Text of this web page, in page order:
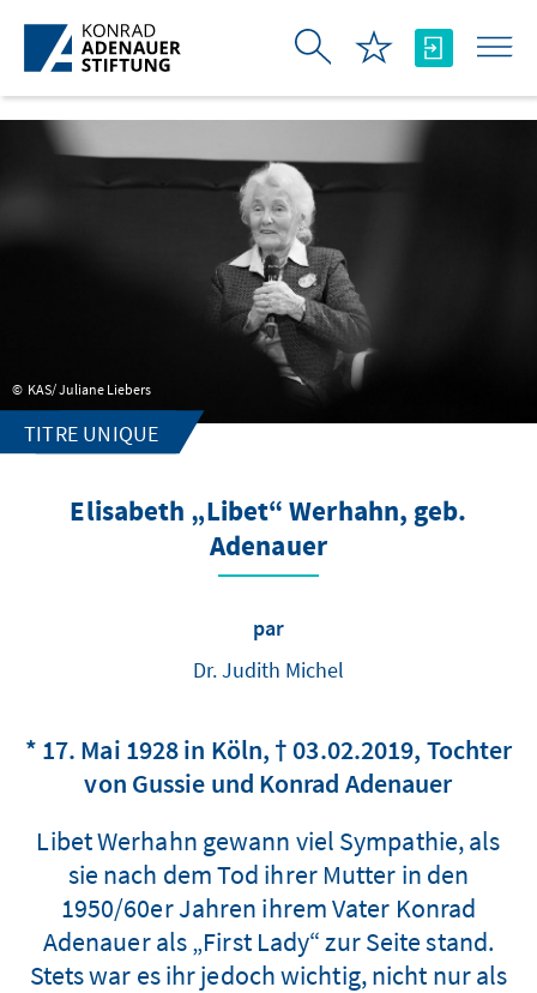
Saut au contenu principal
KAS/ Juliane Liebers
TITRE UNIQUE
Elisabeth „Libet“ Werhahn, geb.
Adenauer
par
Dr. Judith Michel
* 17. Mai 1928 in Köln, † 03.02.2019, Tochter
von Gussie und Konrad Adenauer
Libet Werhahn gewann viel Sympathie, als
sie nach dem Tod ihrer Mutter in den
1950/60er Jahren ihrem Vater Konrad
Adenauer als „First Lady“ zur Seite stand.
Stets war es ihr jedoch wichtig, nicht nur als